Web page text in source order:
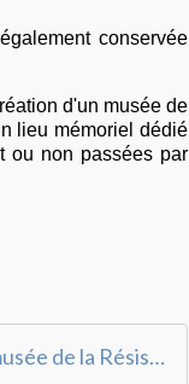
conservée
d'un musée de
lieu mémoriel dédié
ou non passées par
Sauvegarde du Fort de Romainville et création d'un musée de la Résistance des femmes